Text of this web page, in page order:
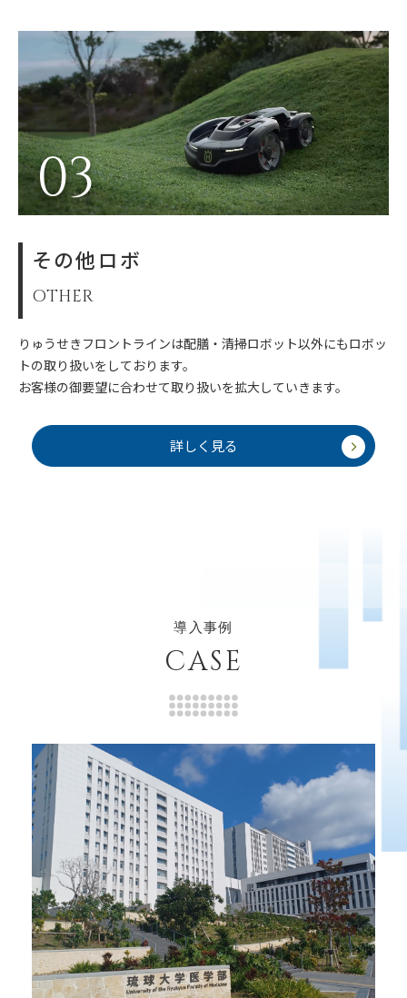
03
その他ロボ
OTHER
りゅうせきフロントラインは配膳・清掃ロボット以外にもロボッ
トの取り扱いをしております。
お客様の御要望に合わせて取り扱いを拡大していきます。
詳しく見る
導入事例
CASE